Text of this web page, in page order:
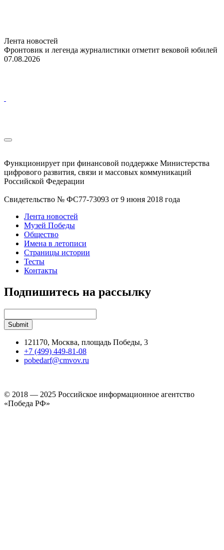
Лента новостей
Фронтовик и легенда журналистики отметит вековой юбилей
07.08.2026
Функционирует при финансовой поддержке Министерства
цифрового развития, связи и массовых коммуникаций
Российской Федерации
Свидетельство № ФС77-73093 от 9 июня 2018 года
Лента новостей
Музей Победы
Общество
Имена в летописи
Страницы истории
Тесты
Контакты
Подпишитесь на рассылку
121170, Москва, площадь Победы, 3
+7 (499) 449-81-08
pobedarf@cmvov.ru
© 2018 — 2025 Российское информационное агентство
«Победа РФ»